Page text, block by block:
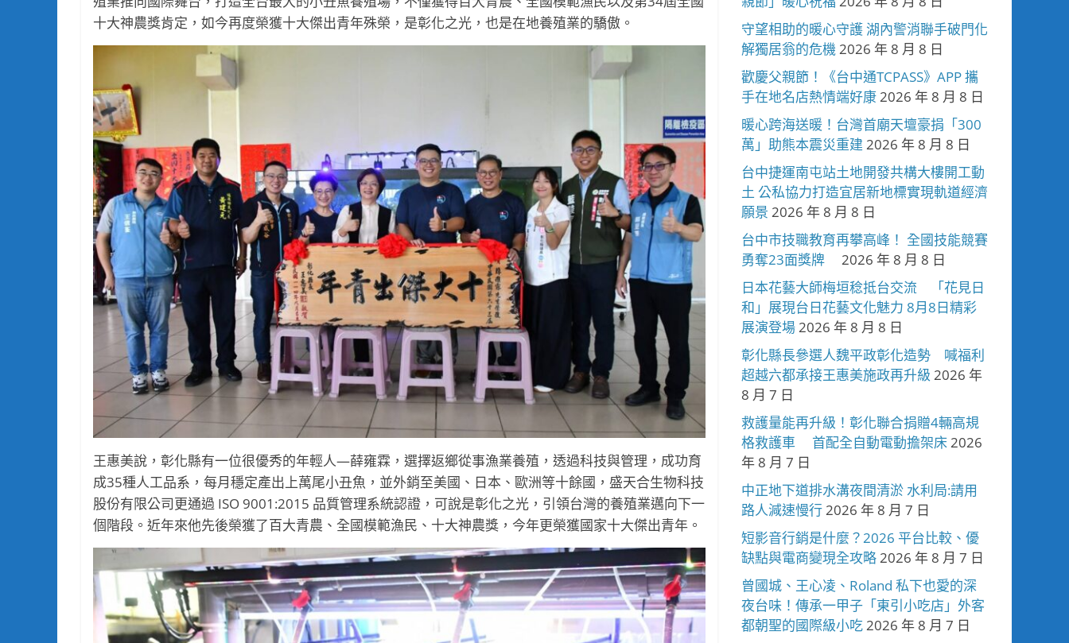
十大神農獎肯定，如今再度榮獲十大傑出青年殊榮，是彰化之光，也是在地養殖業的驕傲。
王惠美說，彰化縣有一位很優秀的年輕人—薛雍霖，選擇返鄉從事漁業養殖，透過科技與管理，成功育
成35種人工品系，每月穩定產出上萬尾小丑魚，並外銷至美國、日本、歐洲等十餘國，盛天合生物科技
股份有限公司更通過 ISO 9001:2015 品質管理系統認證，可說是彰化之光，引領台灣的養殖業邁向下一
個階段。近年來他先後榮獲了百大青農、全國模範漁民、十大神農獎，今年更榮獲國家十大傑出青年。
守望相助的暖心守護 湖內警消聯手破門化
解獨居翁的危機2026 年 8 月 8 日
歡慶父親節！《台中通TCPASS》APP 攜
手在地名店熱情端好康2026 年 8 月 8 日
暖心跨海送暖！台灣首廟天壇豪捐「300
萬」助熊本震災重建 2026 年 8 月 8 日
台中捷運南屯站土地開發共構大樓開工動
土 公私協力打造宜居新地標實現軌道經濟
願景 2026 年 8 月 8 日
台中市技職教育再攀高峰！ 全國技能競賽
勇奪23面獎牌
2026 年 8 月 8 日
日本花藝大師梅垣稔抵台交流 「花見日
和」展現台日花藝文化魅力 8月8日精彩
展演登場2026 年 8 月 8 日
彰化縣長參選人魏平政彰化造勢 喊福利
超越六都承接王惠美施政再升級 2026 年
8 月 7 日
救護量能再升級！彰化聯合捐贈4輛高規
格救護車 首配全自動電動擔架床2026
年 8 月 7 日
中正地下道排水溝夜間清淤 水利局:請用
路人減速慢行2026 年 8 月 7 日
短影音行銷是什麼？2026 平台比較、優
缺點與電商變現全攻略2026 年 8 月 7 日
曾國城、王心凌、Roland 私下也愛的深
夜台味！傳承一甲子「東引小吃店」外客
都朝聖的國際級小吃2026 年 8 月 7 日